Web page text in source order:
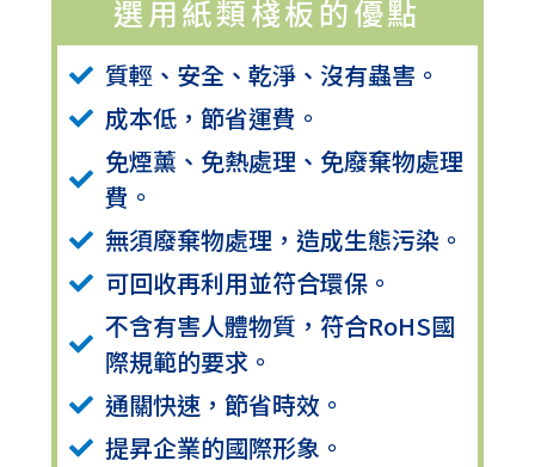
選用紙類棧板的優點
質輕、安全、乾淨、沒有蟲害。
成本低，節省運費。
免煙薰、免熱處理、免廢棄物處理
費。
無須廢棄物處理，造成生態污染。
可回收再利用並符合環保。
不含有害人體物質，符合RoHS國
際規範的要求。
通關快速，節省時效。
提昇企業的國際形象。